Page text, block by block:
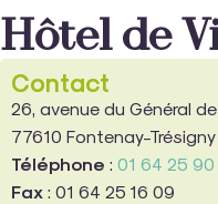
Hôtel de
Contact
26, avenue du Général
77610 Fontenay-Trésigny
Téléphone : 01 64 25 90
Fax : 01 64 25 16 09